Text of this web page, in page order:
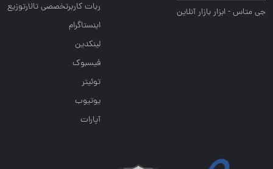
جی متاس - ابزار بازار آنلاین
ربات کاربرتخصصی تالارتوزیع
اینستاگرام
لینکدین
فیسبوک
توئیتر
یوتیوب
آپارات